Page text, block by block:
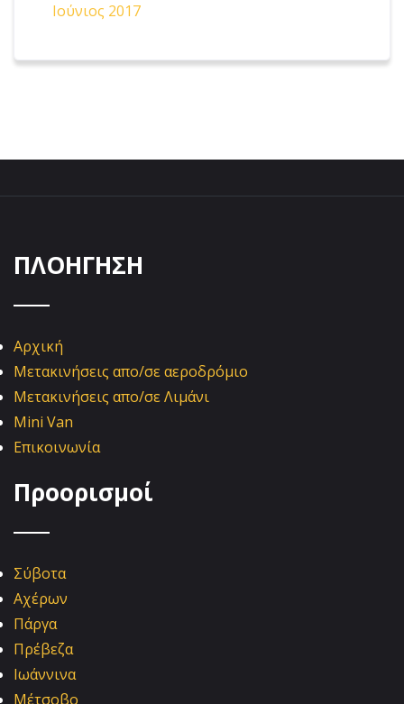
Ιούνιος 2017
ΠΛΟΗΓΗΣΗ
Αρχική
Μετακινήσεις απο/σε αεροδρόμιο
Μετακινήσεις απο/σε Λιμάνι
Mini Van
Επικοινωνία
Προορισμοί
Σύβοτα
Αχέρων
Πάργα
Πρέβεζα
Ιωάννινα
Μέτσοβο